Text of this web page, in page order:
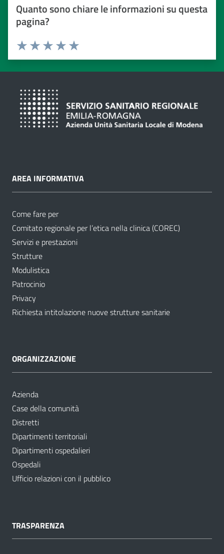
Quanto sono chiare le informazioni su questa
pagina?
Valuta da 1 a 5 stelle
Valuta 5 stelle su 5
Valuta 4 stelle su 5
Valuta 3 stelle su 5
Valuta 2 stelle su 5
Valuta 1 stelle su 5
AREA INFORMATIVA
Come fare per
Comitato regionale per l’etica nella clinica (COREC)
Servizi e prestazioni
Strutture
Modulistica
Patrocinio
Privacy
Richiesta intitolazione nuove strutture sanitarie
ORGANIZZAZIONE
Azienda
Case della comunità
Distretti
Dipartimenti territoriali
Dipartimenti ospedalieri
Ospedali
Ufficio relazioni con il pubblico
TRASPARENZA